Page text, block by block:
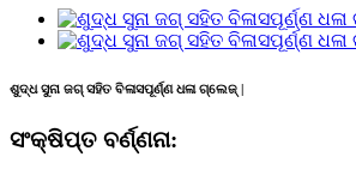
ଶୁଦ୍ଧ ସୁନା ଜଗ୍ ସହିତ ବିଳାସପୂର୍ଣ୍ଣ ଧଳା ଗ୍ଲେଜ୍ |
ସଂକ୍ଷିପ୍ତ ବର୍ଣ୍ଣନା: